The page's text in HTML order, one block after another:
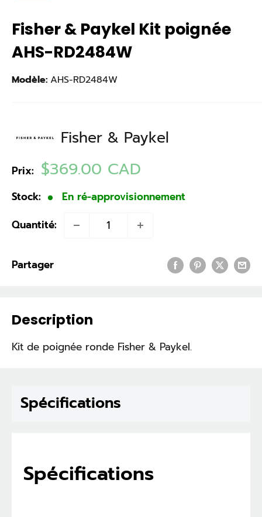
Fisher & Paykel Kit poignée
AHS-RD2484W
Modèle: AHS-RD2484W
Fisher & Paykel
Prix: Prix
$369.00 CAD
Stock:
En ré-approvisionnement
Quantité:
Partager
Description
Kit de poignée ronde Fisher & Paykel.
Spécifications
Spécifications